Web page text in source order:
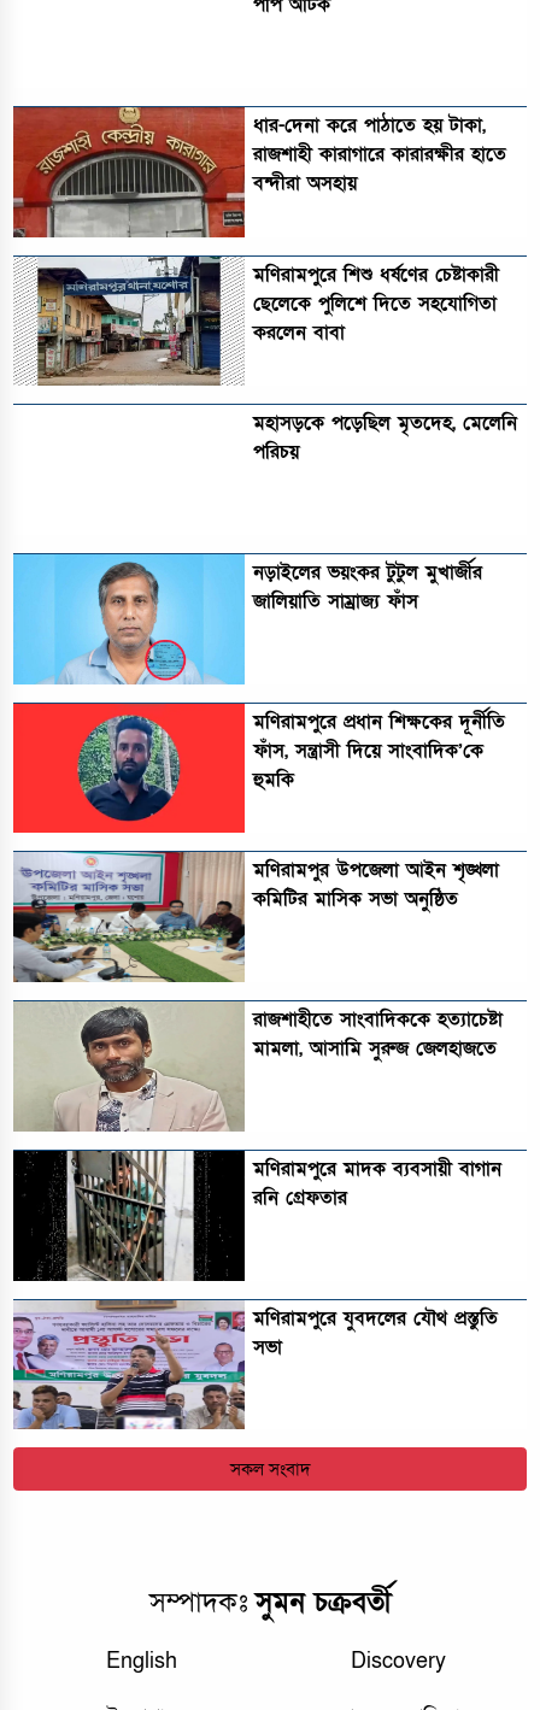
ধার-দেনা করে পাঠাতে হয় টাকা,
রাজশাহী কারাগারে কারারক্ষীর হাতে
বন্দীরা অসহায়
মণিরামপুরে শিশু ধর্ষণের চেষ্টাকারী
ছেলেকে পুলিশে দিতে সহযোগিতা
করলেন বাবা
মহাসড়কে পড়েছিল মৃতদেহ, মেলেনি
পরিচয়
নড়াইলের ভয়ংকর টুটুল মুখার্জীর
জালিয়াতি সাম্রাজ্য ফাঁস
মণিরামপুরে প্রধান শিক্ষকের দূর্নীতি
ফাঁস, সন্ত্রাসী দিয়ে সাংবাদিক’কে
হুমকি
মণিরামপুর উপজেলা আইন শৃঙ্খলা
কমিটির মাসিক সভা অনুষ্ঠিত‎‎
রাজশাহীতে সাংবাদিককে হত্যাচেষ্টা
মামলা, আসামি সুরুজ জেলহাজতে
মণিরামপুরে মাদক ব্যবসায়ী বাগান
রনি গ্রেফতার
মণিরামপুরে যুবদলের যৌথ প্রস্তুতি
সভা
সকল সংবাদ
সম্পাদকঃসুমন চক্রবর্তী
English Discovery